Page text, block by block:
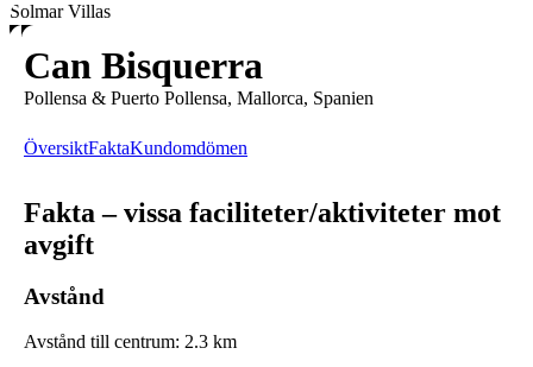
Solmar Villas
Can Bisquerra
Pollensa & Puerto Pollensa, Mallorca, Spanien
ÖversiktFaktaKundomdömen
Fakta – vissa faciliteter/aktiviteter mot
avgift
Avstånd
Avstånd till centrum: 2.3 km